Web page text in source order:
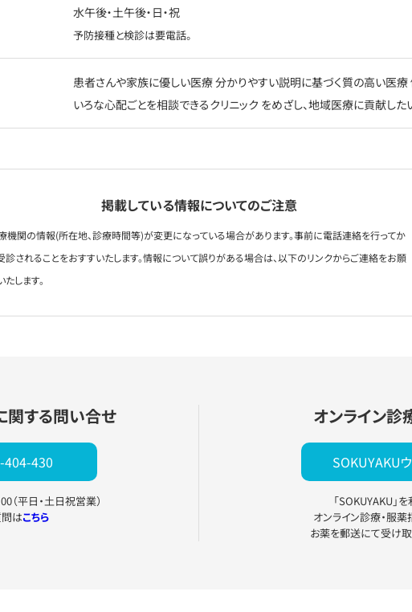
水午後・土午後・日・祝
予防接種と検診は要電話。
患者さんや家族に優しい医療 分かりやすい説明に基づく質の高い医療
いろな心配ごとを相談できるクリニック をめざし、地域医療に貢献した
掲載している情報についてのご注意
機関の情報(所在地、診療時間等)が変更になっている場合があります。事前に電話連絡を行ってか
診されることをおすすいたします。情報について誤りがある場合は、以下のリンクからご連絡をお願
たします。
関する問い合せ
404-430
（平日・土日祝営業）
問はこちら
オンライン診
SOKUYAKU
「SOKUYAKU」
オンライン診療・服
お薬を郵送にて受け